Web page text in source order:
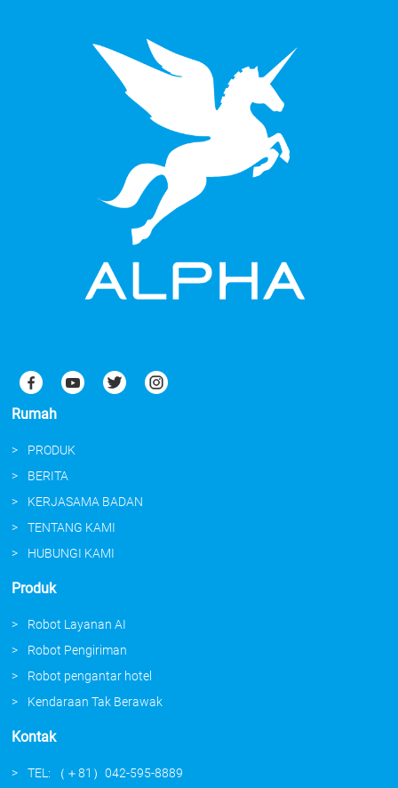
Rumah
PRODUK
BERITA
KERJASAMA BADAN
TENTANG KAMI
HUBUNGI KAMI
Produk
Robot Layanan AI
Robot Pengiriman
Robot pengantar hotel
Kendaraan Tak Berawak
Kontak
TEL: （＋81）042-595-8889